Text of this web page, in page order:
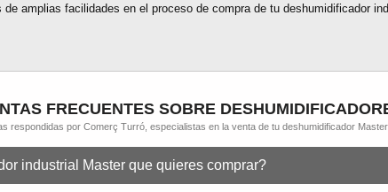
de amplias facilidades en el proceso de compra de tu deshumidificador
FRECUENTES SOBRE
respondidas por Comerç Turró, especialistas en la venta de tu deshumidificador
industrial Master que quieres comprar?